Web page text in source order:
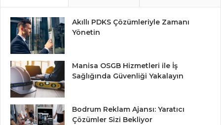
Akıllı PDKS Çözümleriyle Zamanı
Yönetin
Manisa OSGB Hizmetleri ile İş
Sağlığında Güvenliği Yakalayın
Bodrum Reklam Ajansı: Yaratıcı
Çözümler Sizi Bekliyor